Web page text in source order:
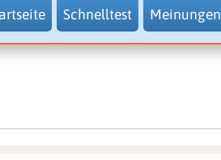
Schnelltest Meinungen